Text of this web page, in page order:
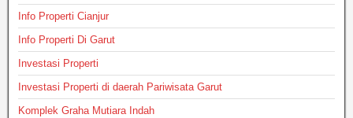
Info Properti Cianjur
Info Properti Di Garut
Investasi Properti
Investasi Properti di daerah Pariwisata Garut
Komplek Graha Mutiara Indah